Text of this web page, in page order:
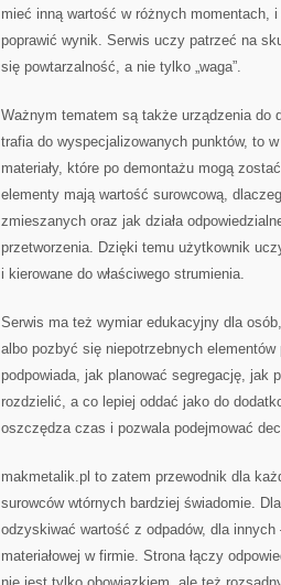
mieć inną wartość w różnych momentach,
poprawić wynik. Serwis uczy patrzeć na
się powtarzalność, a nie tylko „waga”.
Ważnym tematem są także urządzenia do
trafia do wyspecjalizowanych punktów, to
materiały, które po demontażu mogą
elementy mają wartość surowcową,
zmieszanych oraz jak działa
przetworzenia. Dzięki temu użytkownik
i kierowane do właściwego strumienia.
Serwis ma też wymiar edukacyjny dla
albo pozbyć się niepotrzebnych
podpowiada, jak planować segregację, jak
rozdzielić, a co lepiej oddać jako do
oszczędza czas i pozwala podejmować
makmetalik.pl to zatem przewodnik dla
surowców wtórnych bardziej świadomie.
odzyskiwać wartość z odpadów, dla
materiałowej w firmie. Strona łączy